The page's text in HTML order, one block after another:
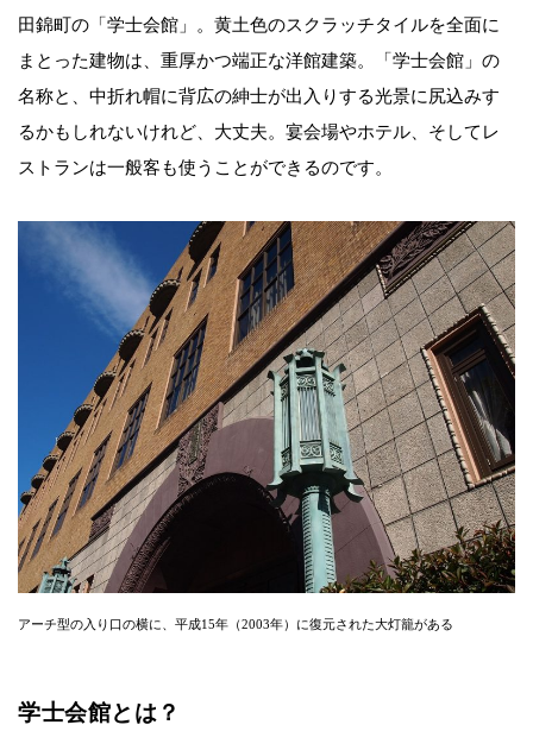
田錦町の「学士会館」。黄土色のスクラッチタイルを全面に
まとった建物は、重厚かつ端正な洋館建築。「学士会館」の
名称と、中折れ帽に背広の紳士が出入りする光景に尻込みす
るかもしれないけれど、大丈夫。宴会場やホテル、そしてレ
ストランは一般客も使うことができるのです。
アーチ型の入り口の横に、平成15年（2003年）に復元された大灯籠がある
学士会館とは？